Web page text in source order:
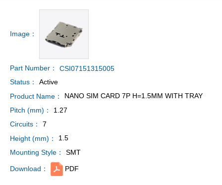
Image：
Part Number：
CSI07151315005
Status：
Active
Product Name：
NANO SIM CARD 7P H=1.5MM WITH TRAY
Pitch (mm)：
1.27
Circuits：
7
Height (mm)：
1.5
Mounting Style：
SMT
Download： PDF